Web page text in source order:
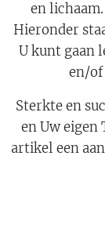
en
Hieronder
U kunt gaan
en/of
Sterkte en
en Uw
artikel een